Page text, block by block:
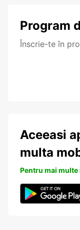
Program
Înscrie-te în
Aceeasi
multa
Pentru mai